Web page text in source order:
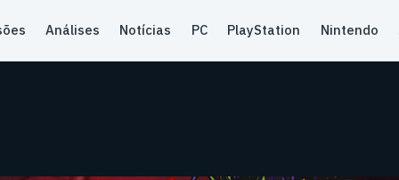
Análises Notícias PC PlayStation Nintendo